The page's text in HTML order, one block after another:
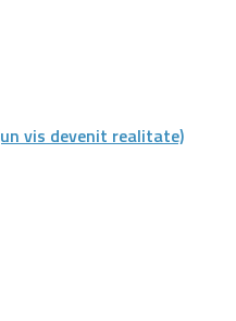
vis devenit realitate)